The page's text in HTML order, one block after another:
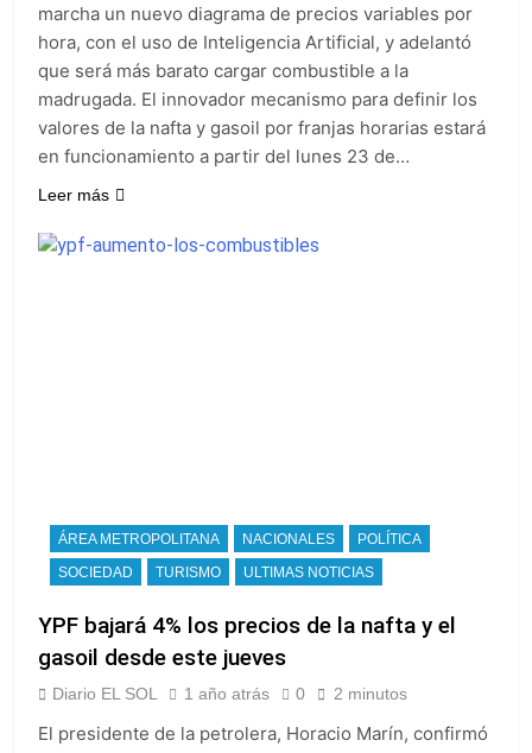
marcha un nuevo diagrama de precios variables por
hora, con el uso de Inteligencia Artificial, y adelantó
que será más barato cargar combustible a la
madrugada. El innovador mecanismo para definir los
valores de la nafta y gasoil por franjas horarias estará
en funcionamiento a partir del lunes 23 de…
Leer más
ÁREA METROPOLITANA NACIONALES
POLÍTICA
SOCIEDAD
TURISMO ULTIMAS NOTICIAS
YPF bajará 4% los precios de la nafta y el
gasoil desde este jueves
Diario EL SOL 1 año atrás 0 2 minutos
El presidente de la petrolera, Horacio Marín, confirmó